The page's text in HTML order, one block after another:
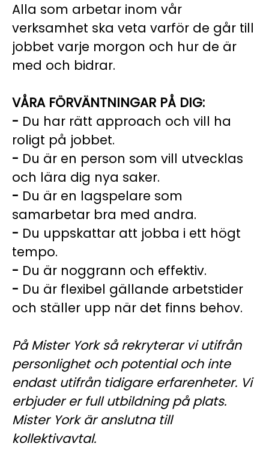
Alla som arbetar inom vår
verksamhet ska veta varför de går till
jobbet varje morgon och hur de är
med och bidrar.
VÅRA FÖRVÄNTNINGAR PÅ DIG:
- Du har rätt approach och vill ha
roligt på jobbet.
- Du är en person som vill utvecklas
och lära dig nya saker.
- Du är en lagspelare som
samarbetar bra med andra.
- Du uppskattar att jobba i ett högt
tempo.
- Du är noggrann och effektiv.
- Du är flexibel gällande arbetstider
och ställer upp när det finns behov.
På Mister York så rekryterar vi utifrån
personlighet och potential och inte
endast utifrån tidigare erfarenheter. Vi
erbjuder er full utbildning på plats.
Mister York är anslutna till
kollektivavtal.